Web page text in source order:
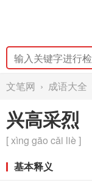
文笔网 › 成语大全
兴高采烈
[ xìng gāo cǎi liè ]
基本释义